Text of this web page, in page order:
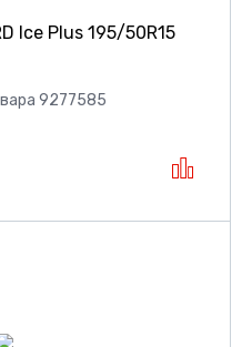
Ice Plus 195/50R15
9277585